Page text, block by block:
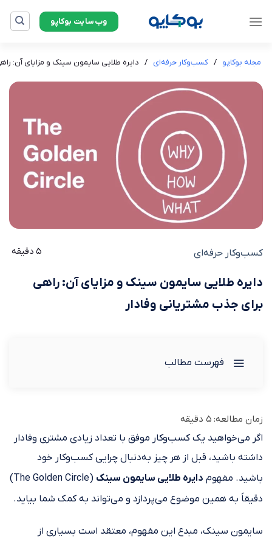
وب‌سایت بوکاپو
مجله بوکاپو / کسب‌وکار حرفه‌ای / دایره طلایی سایمون سینک و مزایای آن:
کسب‌وکار حرفه‌ای 5 دقیقه
دایره طلایی سایمون سینک و مزایای آن: راهی
برای جذب مشتریانی وفادار
فهرست مطالب
زمان مطالعه: 5 دقیقه
اگر می‌خواهید یک کسب‌وکار موفق با تعداد زیادی مشتری وفادار
داشته باشید، قبل از هر چیز به‌دنبال چرایی کسب‌وکار خود
باشید. مفهوم دایره طلایی سایمون سینک
(The Golden Circle)
دقیقاً به همین موضوع می‌پردازد و می‌تواند به کمک شما بیاید.
سایمون سینک، مبدع این مفهوم، معتقد است بسیاری از